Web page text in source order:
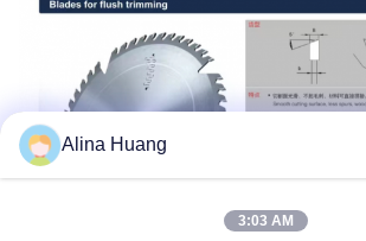
Alina Huang
3:03 AM